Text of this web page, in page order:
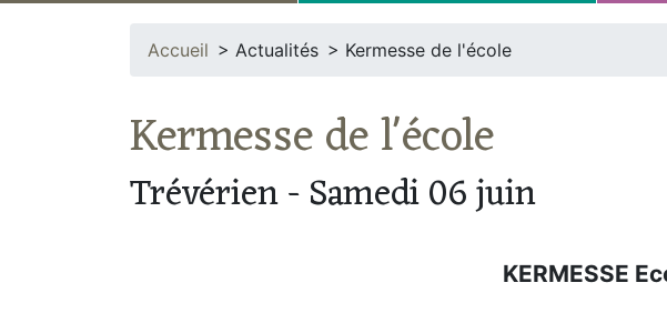
Accueil Actualités Kermesse de l'école
Kermesse de l'école
Trévérien - Samedi 06 juin
KERMESSE